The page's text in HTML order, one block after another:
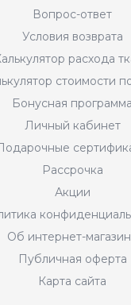
Вопрос-ответ
Условия возврата
расхода
стоимости
Бонусная программа
Личный кабинет
Рассрочка
Акции
Об интернет-
Публичная оферта
Карта сайта